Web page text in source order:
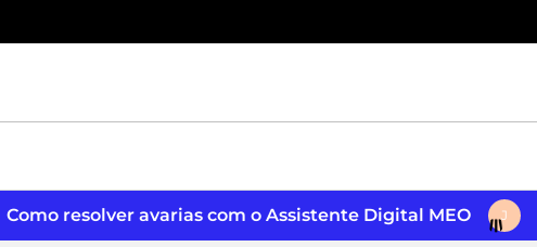
Como resolver avarias com o Assistente Digital MEO J